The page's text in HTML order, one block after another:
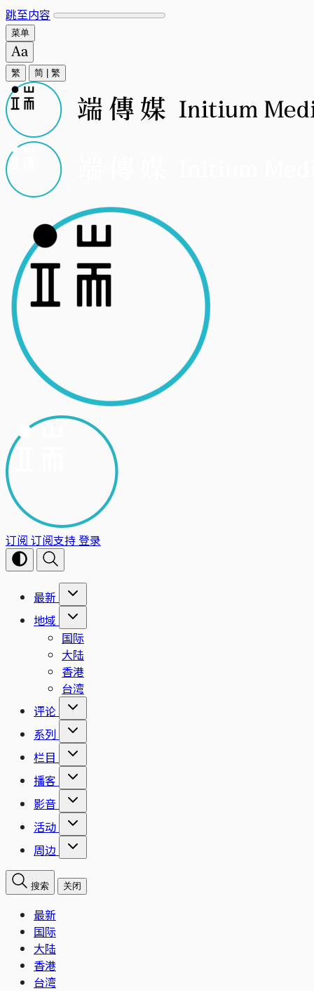
跳至内容
菜单
繁 简 繁
订阅 订阅支持登录
最新
地域
国际
大陆
香港
台湾
评论
系列
栏目
播客
影音
活动
周边
搜索 关闭
最新
国际
大陆
香港
台湾